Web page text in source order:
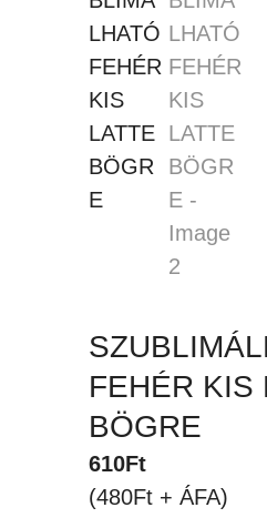
FEHÉR KIS
BÖGRE
610Ft
(480Ft + ÁFA)